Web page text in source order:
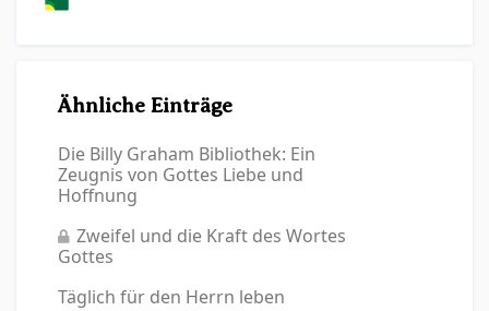
Ähnliche Einträge
Die Billy Graham Bibliothek: Ein
Zeugnis von Gottes Liebe und
Hoffnung
Zweifel und die Kraft des Wortes
Gottes
Täglich für den Herrn leben